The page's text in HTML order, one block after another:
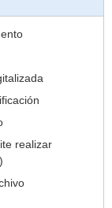
realizar